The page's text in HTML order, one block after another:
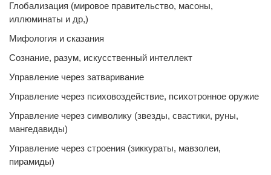
Глобализация (мировое правительство, масоны,
иллюминаты и др,)
Мифология и сказания
Сознание, разум, искусственный интеллект
Управление через затваривание
Управление через психовоздействие, психотронное оружие
Управление через символику (звезды, свастики, руны,
мангедавиды)
Управление через строения (зиккураты, мавзолеи,
пирамиды)